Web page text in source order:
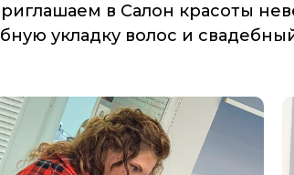
в Салон красоты
укладку волос и